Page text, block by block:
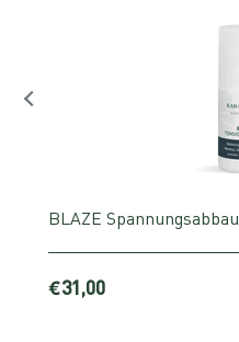
BLAZE Spannungsabbau
€31,00